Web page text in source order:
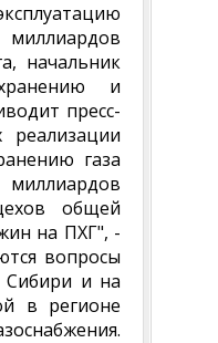
начальник
и
пресс-
газа
миллиардов
общей
на ПХГ", -
вопросы
Сибири и на
в регионе